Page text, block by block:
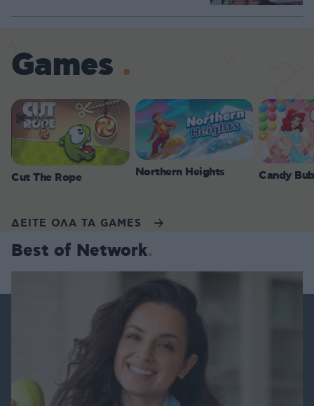
Games
Cut The Rope Northern Heights Candy
ΔΕΙΤΕ ΟΛΑ ΤΑ GAMES
Best of Network